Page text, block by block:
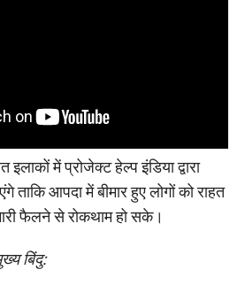
इलाकों में प्रोजेक्ट हेल्प इंडिया द्वारा
ताकि आपदा में बीमार हुए लोगों को राहत
फैलने से रोकथाम हो सके।
बिंदु: